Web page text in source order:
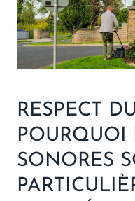
RESPECT
POURQUOI
SONORES